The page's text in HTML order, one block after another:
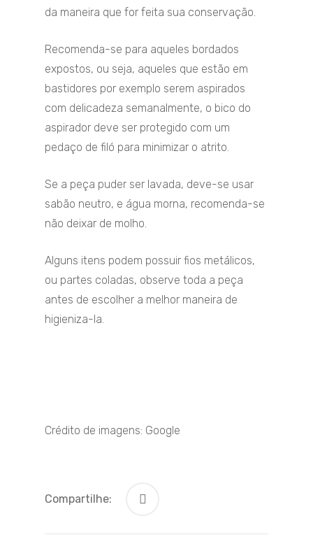
da maneira que for feita sua conservação.
Recomenda-se para aqueles bordados
expostos, ou seja, aqueles que estão em
bastidores por exemplo serem aspirados
com delicadeza semanalmente, o bico do
aspirador deve ser protegido com um
pedaço de filó para minimizar o atrito.
Se a peça puder ser lavada, deve-se usar
sabão neutro, e água morna, recomenda-se
não deixar de molho.
Alguns itens podem possuir fios metálicos,
ou partes coladas, observe toda a peça
antes de escolher a melhor maneira de
higieniza-la.
Crédito de imagens: Google
Compartilhe: